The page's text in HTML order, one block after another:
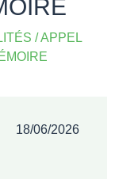
/APPEL
18/06/2026